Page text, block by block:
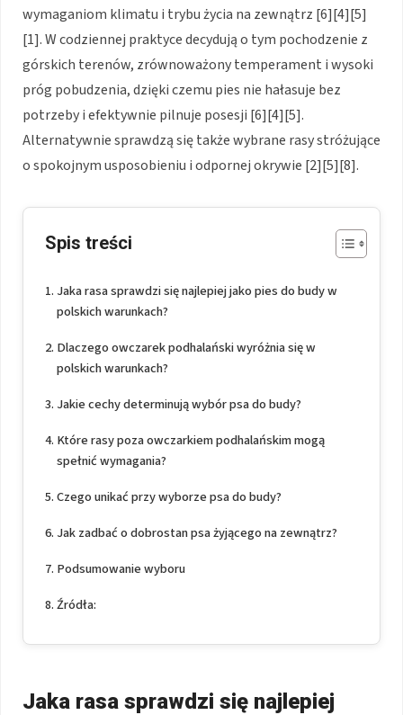
wymaganiom klimatu i trybu życia na zewnątrz [6][4][5]
[1]. W codziennej praktyce decydują o tym pochodzenie z
górskich terenów, zrównoważony temperament i wysoki
próg pobudzenia, dzięki czemu pies nie hałasuje bez
potrzeby i efektywnie pilnuje posesji [6][4][5].
Alternatywnie sprawdzą się także wybrane rasy stróżujące
o spokojnym usposobieniu i odpornej okrywie [2][5][8].
Spis treści
Jaka rasa sprawdzi się najlepiej jako pies do budy w
polskich warunkach?
Dlaczego owczarek podhalański wyróżnia się w
polskich warunkach?
Jakie cechy determinują wybór psa do budy?
Które rasy poza owczarkiem podhalańskim mogą
spełnić wymagania?
Czego unikać przy wyborze psa do budy?
Jak zadbać o dobrostan psa żyjącego na zewnątrz?
Podsumowanie wyboru
Źródła:
Jaka rasa sprawdzi się najlepiej